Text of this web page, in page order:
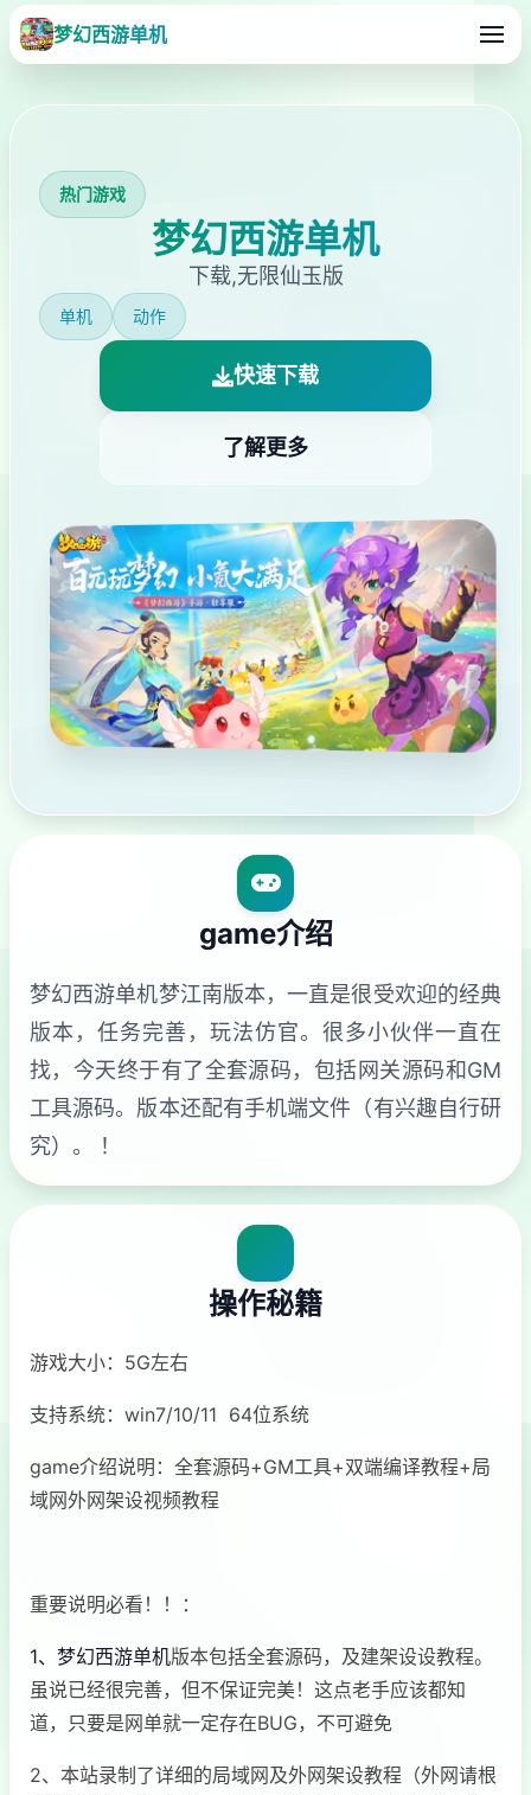
梦幻西游单机
热门游戏
梦幻西游单机
下载,无限仙玉版
单机 动作
快速下载
了解更多
game介绍
梦幻西游单机梦江南版本，一直是很受欢迎的经典
版本，任务完善，玩法仿官。很多小伙伴一直在
找，今天终于有了全套源码，包括网关源码和GM
工具源码。版本还配有手机端文件（有兴趣自行研
究）。 ！
操作秘籍
游戏大小：5G左右
支持系统：win7/10/11 64位系统
game介绍说明：全套源码+GM工具+双端编译教程+局
域网外网架设视频教程
重要说明必看！！：
1、梦幻西游单机版本包括全套源码，及建架设设教程。
虽说已经很完善，但不保证完美！这点老手应该都知
道，只要是网单就一定存在BUG，不可避免
2、本站录制了详细的局域网及外网架设教程（外网请根